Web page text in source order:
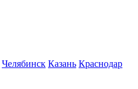
Челябинск Казань Краснодар